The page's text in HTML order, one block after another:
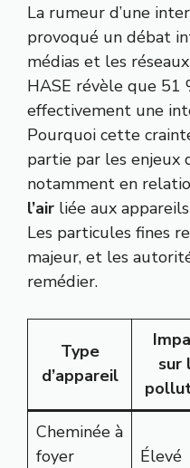
La rumeur d’une
provoqué un débat
médias et les
HASE révèle que 51
effectivement une
Pourquoi cette
partie par les enjeux
notamment en
l’air liée aux
Les particules fines
majeur, et les
remédier.
Type
d’appareil
sur
Cheminée à
foyer
Élevé